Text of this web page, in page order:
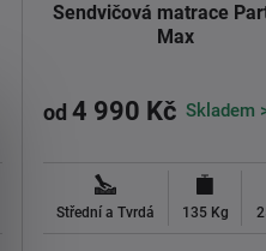
Sendvičová matrace
Max
od 4 990 Kč Skladem
Střední a Tvrdá 135 Kg